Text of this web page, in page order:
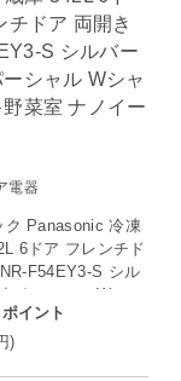
電器
ク Panasonic 冷凍
6ドア フレンチド
F54EY3-S シル
パーシャル Wシャ
室 ナノイーX
ポイント
)